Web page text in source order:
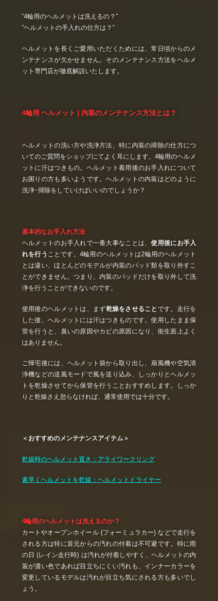
“4輪用のヘルメットは洗えるの？”
“ヘルメットの手入れの仕方は？”
ヘルメットを長くご愛用いただくためには、常日頃からのメ
ンテナンスが欠かせません。そのメンテナンス方法をヘルメ
ット専門店が徹底解説いたします。
4輪用 ヘルメット | 内装のメンテナンス方法とは？
ヘルメットの洗い方や洗浄方法、特に内装の掃除の仕方につ
いてのご質問をショップにてよく耳にします。4輪用のヘルメ
ットに汗はつきもの。ヘルメット着用後のお手入れについて
お困りの方も多いようです。ヘルメットの内装はどのように
洗浄･掃除をしていけばいいのでしょうか？
基本的なお手入れ方法
ヘルメットのお手入れで一番大事なことは、使用後にお手入
れを行う ことです。4輪用のヘルメットは2輪用のヘルメット
とは違い、ほとんどのモデルが内装のパッド類を取り外すこ
とができません。つまり、内装のパッドだけを取り外して洗
浄を行うことができないのです。
使用後のヘルメットは、まず乾燥をさせること です。走行を
した後、ヘルメットには汗はつきものです。使用したまま保
管を行うと、臭いの原因やカビの原因になり、衛生面上よく
はありません。
ご帰宅後には、ヘルメット袋から取り出し、扇風機や空気清
浄機などの送風モードで風を送り込み、しっかりとヘルメッ
トを乾燥させてから保管を行うことおすすめします。しっか
りと乾燥さえ怠らなければ、通常使用では十分です。
＜おすすめのメンテナンスアイテム＞
乾燥時のヘルメット置き：アライワークリング
素早くヘルメットを乾燥：ヘルメットドライヤー
4輪用のヘルメットは洗えるのか？
カートやオープンホイール (フォーミュラカー) などで走行を
される方は特に首元からの汚れの付着は不可避です。特に雨
の日 (レイン走行時) は汚れが付着しやすく、ヘルメットの内
装が濃い色であれば目立ちにくい汚れも、インナーカラーを
変更しているモデルは汚れが目立ち気にされる方も多いでし
ょう。